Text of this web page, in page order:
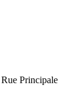
Rue Principale